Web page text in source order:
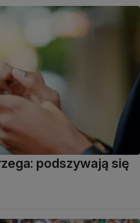
podszywają się